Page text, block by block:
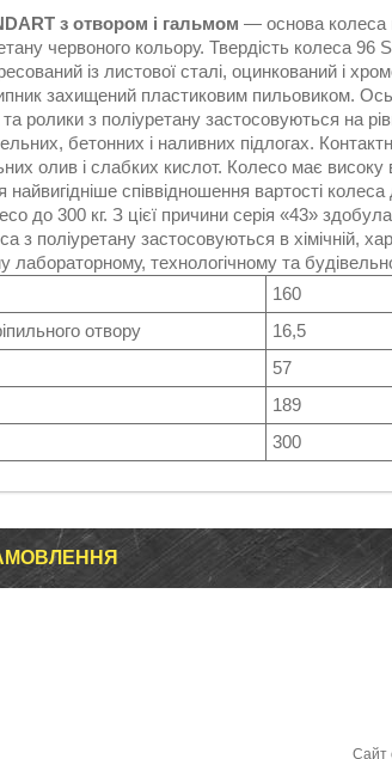
з отвором і гальмом — основа колеса
червоного кольору. Твердість колеса
із листової сталі, оцинкований і
захищений пластиковим пильовиком.
ролики з поліуретану застосовуються на
бетонних і наливних підлогах.
олив і слабких кислот. Колесо має високу
найвигідніше співвідношення вартості
до 300 кг. З цієї причини серія «43»
з поліуретану застосовуються в хімічній,
лабораторному, технологічному та
160
отвору
16,5
57
189
300
Сайт